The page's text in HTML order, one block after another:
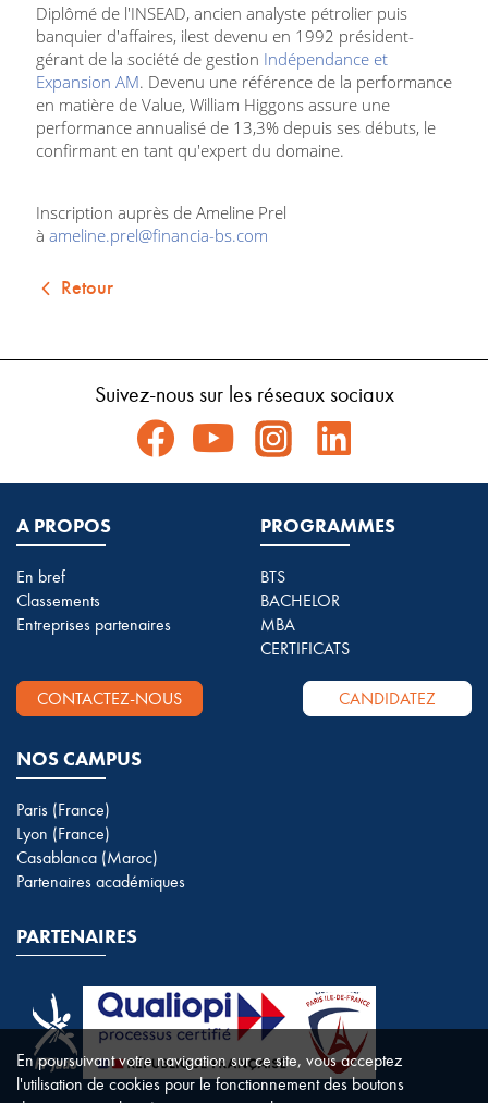
Diplômé de l'INSEAD, ancien analyste pétrolier puis
banquier d'affaires, ilest devenu en 1992 président-
gérant de la société de gestion Indépendance et
Expansion AM. Devenu une référence de la performance
en matière de Value, William Higgons assure une
performance annualisé de 13,3% depuis ses débuts, le
confirmant en tant qu'expert du domaine.
Inscription auprès de Ameline Prel
à ameline.prel@financia-bs.com
Retour
Suivez-nous sur les réseaux sociaux
A PROPOS
En bref
Classements
Entreprises partenaires
PROGRAMMES
BTS
BACHELOR
MBA
CERTIFICATS
CONTACTEZ-NOUS CANDIDATEZ
NOS CAMPUS
Paris (France)
Lyon (France)
Casablanca (Maroc)
Partenaires académiques
PARTENAIRES
En poursuivant votre navigation sur ce site, vous acceptez
l'utilisation de cookies pour le fonctionnement des boutons